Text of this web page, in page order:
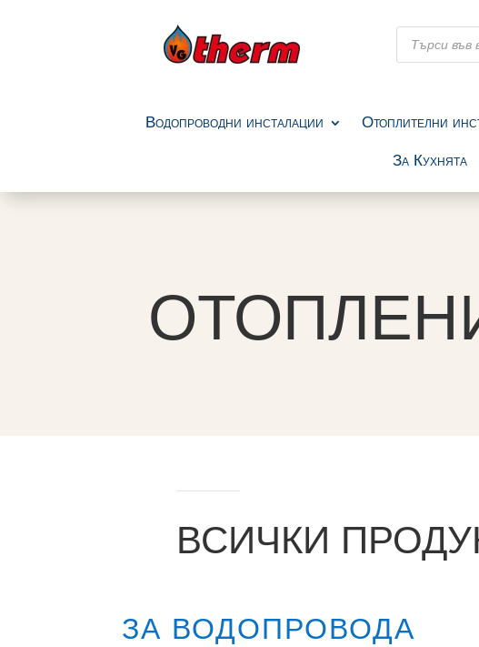
Products
search
Водопроводни инсталации Отоплителни
За Кухнята
ВСИЧКИ
ЗА ВОДОПРОВОДА